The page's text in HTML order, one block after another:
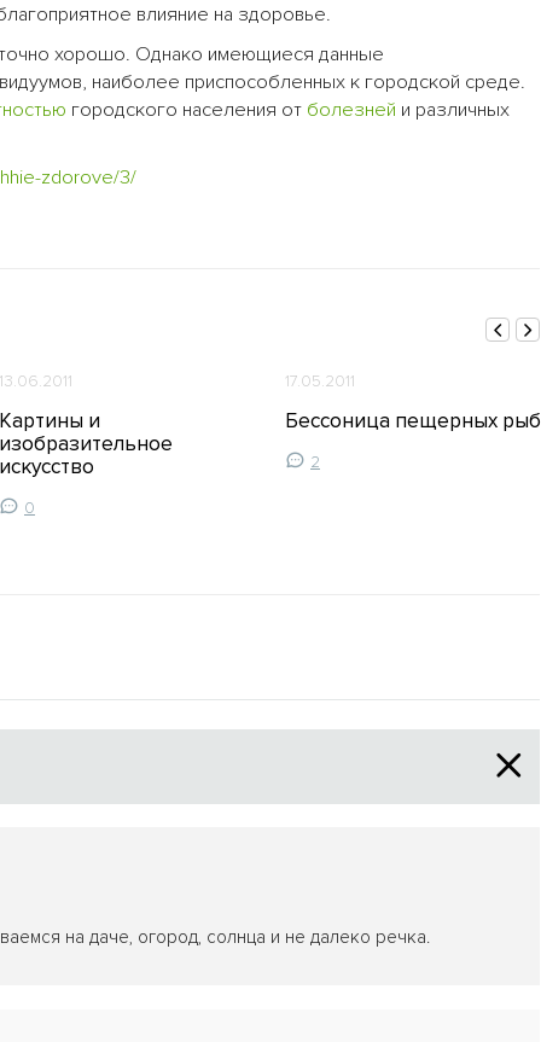
влияние на здоровье.
хорошо. Однако имеющиеся данные
наиболее приспособленных к городской среде.
городского населения от болезней и различных
zdorove/3/
13.06.2011
Картины и
изобразительное
искусство
0
17.05.2011
Бессоница пещерных рыб
2
на даче, огород, солнца и не далеко речка.